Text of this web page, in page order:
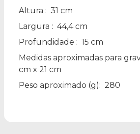
Altura : 31 cm
Largura : 44,4 cm
Profundidade : 15 cm
Medidas aproximadas para
cm x 21 cm
Peso aproximado (g): 280